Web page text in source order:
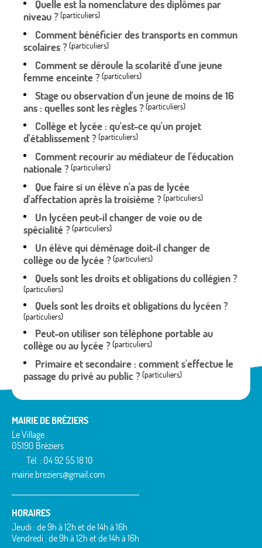
Quelle est la nomenclature des diplômes par
niveau ?(particuliers)
Comment bénéficier des transports en commun
scolaires ?(particuliers)
Comment se déroule la scolarité d'une jeune
femme enceinte ?(particuliers)
Stage ou observation d'un jeune de moins de 16
ans : quelles sont les règles ?(particuliers)
Collège et lycée : qu'est-ce qu'un projet
d'établissement ?(particuliers)
Comment recourir au médiateur de l'éducation
nationale ?(particuliers)
Que faire si un élève n'a pas de lycée
d'affectation après la troisième ?(particuliers)
Un lycéen peut-il changer de voie ou de
spécialité ?(particuliers)
Un élève qui déménage doit-il changer de
collège ou de lycée ?(particuliers)
Quels sont les droits et obligations du collégien ?
(particuliers)
Quels sont les droits et obligations du lycéen ?
(particuliers)
Peut-on utiliser son téléphone portable au
collège ou au lycée ?(particuliers)
Primaire et secondaire : comment s'effectue le
passage du privé au public ?(particuliers)
MAIRIE DE BRÉZIERS
Le Village
05190 Bréziers
Tél. : 04 92 55 18 10
mairie.breziers@gmail.com
HORAIRES
Jeudi : de 9h à 12h et de 14h à 16h
Vendredi : de 9h à 12h et de 14h à 16h